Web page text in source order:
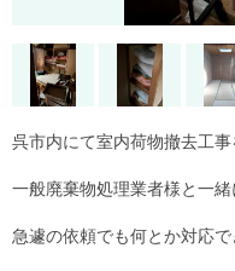
呉市内にて室内荷物撤去工事
一般廃棄物処理業者様と一緒
急遽の依頼でも何とか対応で